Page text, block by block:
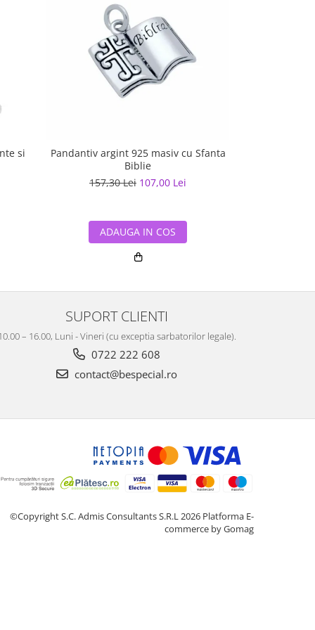
si
Pandantiv argint 925 masiv cu Sfanta
Biblie
157,30 Lei 107,00 Lei
ADAUGA IN COS
SUPORT CLIENTI
– 16.00, Luni - Vineri (cu exceptia sarbatorilor legale).
0722 222 608
contact@bespecial.ro
©Copyright S.C. Admis Consultants S.R.L 2026 Platforma E-
commerce by Gomag